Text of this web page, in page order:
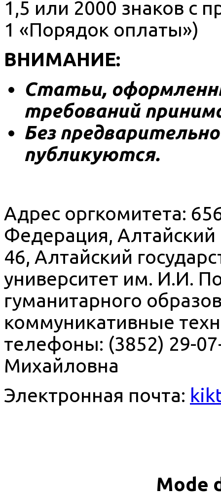
1,5 или 2000 знаков с
1 «Порядок оплаты»)
ВНИМАНИЕ:
Статьи,
требований
Без
публикуются.
Адрес оргкомитета:
Федерация, Алтайский
46, Алтайский
университет им. И.И.
гуманитарного
коммуникативные
телефоны: (3852) 29-
Михайловна
Электронная почта:
Mode